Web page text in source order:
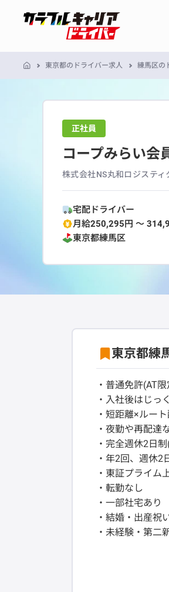
東京都のドライバー求人 練馬区の
正社員
コープみらい会
株式会社NS丸和ロジスティ
宅配ドライバー
月給250,295円 〜
東京都練馬区
東京都練
・普通免許(AT
・入社後はじっ
・短距離×ルー
・夜勤や再配達
・完全週休2日
・年2回、週休2
・東証プライム
・転勤なし
・一部社宅あり
・結婚・出産祝
・未経験・第二